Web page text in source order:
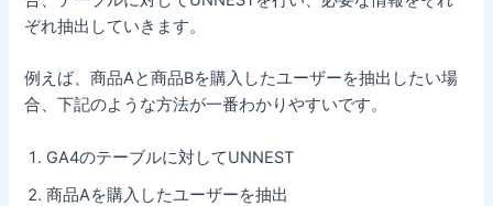
ぞれ抽出していきます。
例えば、商品Aと商品Bを購入したユーザーを抽出したい場
合、下記のような方法が一番わかりやすいです。
GA4のテーブルに対してUNNEST
商品Aを購入したユーザーを抽出